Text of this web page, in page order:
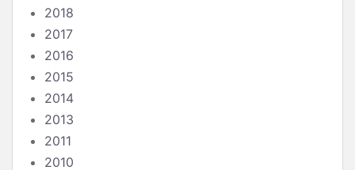
2018
2017
2016
2015
2014
2013
2011
2010